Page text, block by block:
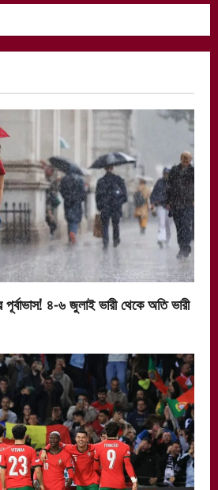
পূর্বাভাস! ৪-৬ জুলাই ভারী থেকে অতি ভারী